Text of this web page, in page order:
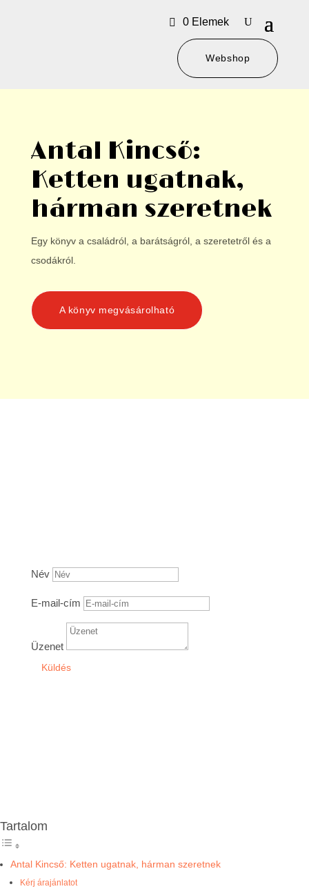
0 Elemek
Webshop
Antal Kincső:
Ketten ugatnak,
hárman szeretnek
Egy könyv a családról, a barátságról, a szeretetről és a
csodákról.
A könyv megvásárolható
Név
E-mail-cím
Üzenet
Küldés
Tartalom
Antal Kincső: Ketten ugatnak, hárman szeretnek
Kérj árajánlatot